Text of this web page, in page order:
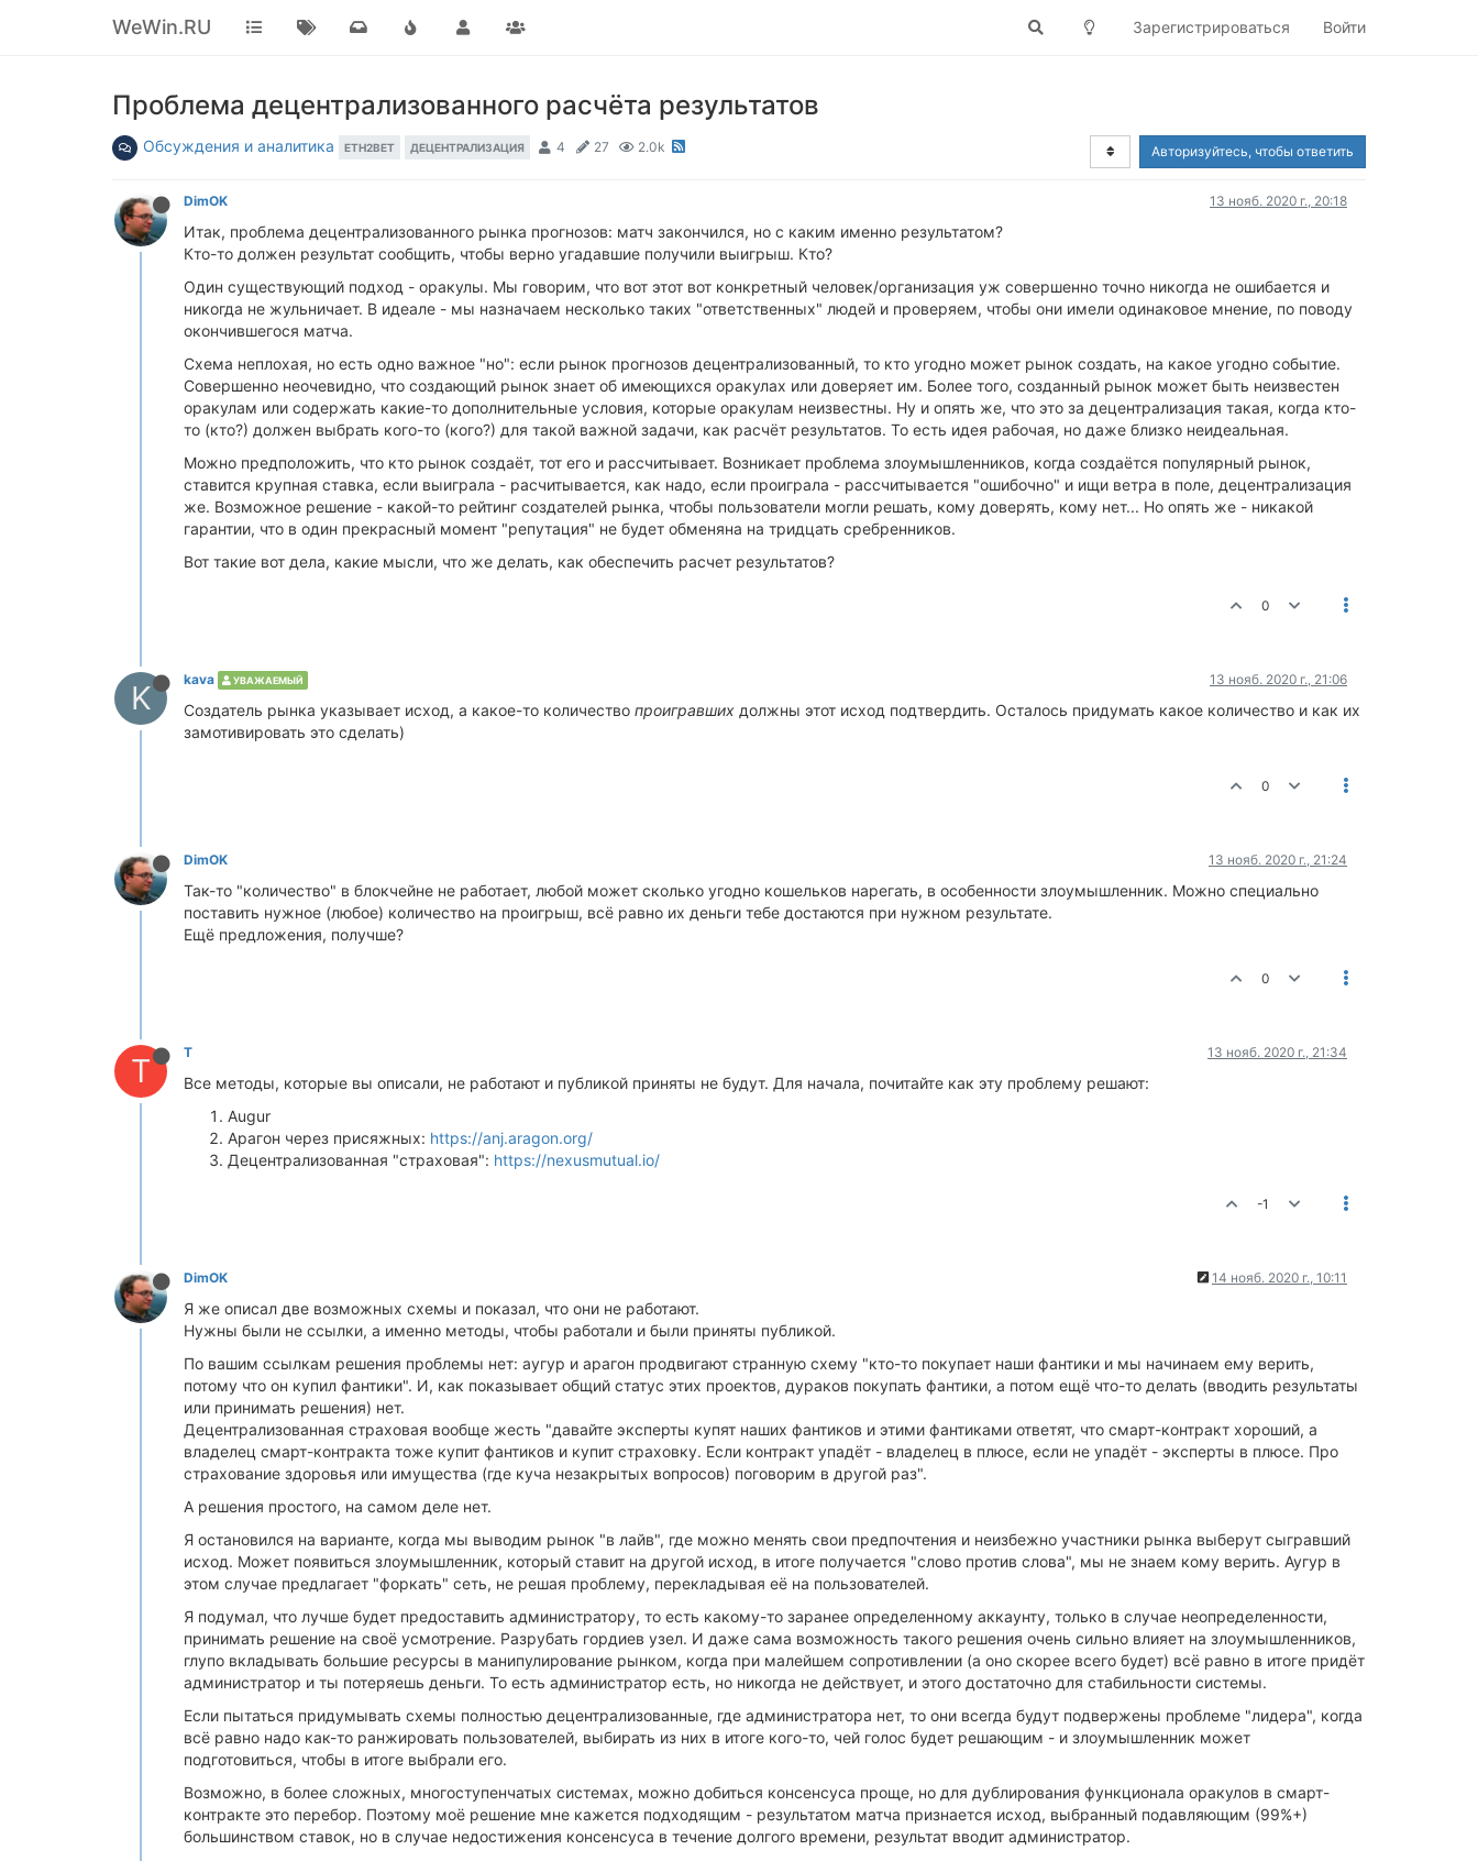
WeWin.RU Зарегистрироваться Войти
Проблема децентрализованного расчёта результатов
Обсуждения и аналитика ETH2BET ДЕЦЕНТРАЛИЗАЦИЯ 4 27 2.0k Авторизуйтесь, чтобы ответить
DimOK 13 нояб. 2020 г., 20:18
Итак, проблема децентрализованного рынка прогнозов: матч закончился, но с каким именно результатом?
Кто-то должен результат сообщить, чтобы верно угадавшие получили выигрыш. Кто?
Один существующий подход - оракулы. Мы говорим, что вот этот вот конкретный человек/организация уж совершенно точно никогда не ошибается и
никогда не жульничает. В идеале - мы назначаем несколько таких "ответственных" людей и проверяем, чтобы они имели одинаковое мнение, по поводу
окончившегося матча.
Схема неплохая, но есть одно важное "но": если рынок прогнозов децентрализованный, то кто угодно может рынок создать, на какое угодно событие.
Совершенно неочевидно, что создающий рынок знает об имеющихся оракулах или доверяет им. Более того, созданный рынок может быть неизвестен
оракулам или содержать какие-то дополнительные условия, которые оракулам неизвестны. Ну и опять же, что это за децентрализация такая, когда кто-
то (кто?) должен выбрать кого-то (кого?) для такой важной задачи, как расчёт результатов. То есть идея рабочая, но даже близко неидеальная.
Можно предположить, что кто рынок создаёт, тот его и рассчитывает. Возникает проблема злоумышленников, когда создаётся популярный рынок,
ставится крупная ставка, если выиграла - расчитывается, как надо, если проиграла - рассчитывается "ошибочно" и ищи ветра в поле, децентрализация
же. Возможное решение - какой-то рейтинг создателей рынка, чтобы пользователи могли решать, кому доверять, кому нет... Но опять же - никакой
гарантии, что в один прекрасный момент "репутация" не будет обменяна на тридцать сребренников.
Вот такие вот дела, какие мысли, что же делать, как обеспечить расчет результатов?
0
K kava УВАЖАЕМЫЙ 13 нояб. 2020 г., 21:06
Создатель рынка указывает исход, а какое-то количество проигравших должны этот исход подтвердить. Осталось придумать какое количество и как их
замотивировать это сделать)
0
DimOK 13 нояб. 2020 г., 21:24
Так-то "количество" в блокчейне не работает, любой может сколько угодно кошельков нарегать, в особенности злоумышленник. Можно специально
поставить нужное (любое) количество на проигрыш, всё равно их деньги тебе достаются при нужном результате.
Ещё предложения, получше?
0
T T 13 нояб. 2020 г., 21:34
Все методы, которые вы описали, не работают и публикой приняты не будут. Для начала, почитайте как эту проблему решают:
Augur
Арагон через присяжных: https://anj.aragon.org/
Децентрализованная "страховая": https://nexusmutual.io/
-1
DimOK 14 нояб. 2020 г., 10:11
Я же описал две возможных схемы и показал, что они не работают.
Нужны были не ссылки, а именно методы, чтобы работали и были приняты публикой.
По вашим ссылкам решения проблемы нет: аугур и арагон продвигают странную схему "кто-то покупает наши фантики и мы начинаем ему верить,
потому что он купил фантики". И, как показывает общий статус этих проектов, дураков покупать фантики, а потом ещё что-то делать (вводить результаты
или принимать решения) нет.
Децентрализованная страховая вообще жесть "давайте эксперты купят наших фантиков и этими фантиками ответят, что смарт-контракт хороший, а
владелец смарт-контракта тоже купит фантиков и купит страховку. Если контракт упадёт - владелец в плюсе, если не упадёт - эксперты в плюсе. Про
страхование здоровья или имущества (где куча незакрытых вопросов) поговорим в другой раз".
А решения простого, на самом деле нет.
Я остановился на варианте, когда мы выводим рынок "в лайв", где можно менять свои предпочтения и неизбежно участники рынка выберут сыгравший
исход. Может появиться злоумышленник, который ставит на другой исход, в итоге получается "слово против слова", мы не знаем кому верить. Аугур в
этом случае предлагает "форкать" сеть, не решая проблему, перекладывая её на пользователей.
Я подумал, что лучше будет предоставить администратору, то есть какому-то заранее определенному аккаунту, только в случае неопределенности,
принимать решение на своё усмотрение. Разрубать гордиев узел. И даже сама возможность такого решения очень сильно влияет на злоумышленников,
глупо вкладывать большие ресурсы в манипулирование рынком, когда при малейшем сопротивлении (а оно скорее всего будет) всё равно в итоге придёт
администратор и ты потеряешь деньги. То есть администратор есть, но никогда не действует, и этого достаточно для стабильности системы.
Если пытаться придумывать схемы полностью децентрализованные, где администратора нет, то они всегда будут подвержены проблеме "лидера", когда
всё равно надо как-то ранжировать пользователей, выбирать из них в итоге кого-то, чей голос будет решающим - и злоумышленник может
подготовиться, чтобы в итоге выбрали его.
Возможно, в более сложных, многоступенчатых системах, можно добиться консенсуса проще, но для дублирования функционала оракулов в смарт-
контракте это перебор. Поэтому моё решение мне кажется подходящим - результатом матча признается исход, выбранный подавляющим (99%+)
большинством ставок, но в случае недостижения консенсуса в течение долгого времени, результат вводит администратор.